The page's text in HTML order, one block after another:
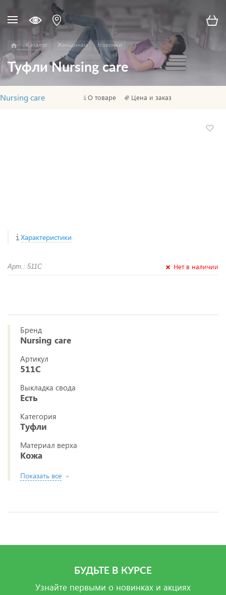
Каталог Женщинам Новинки
Туфли Nursing care
Nursing care О товаре Цена и заказ
Характеристики
Арт.: 511С Нет в наличии
Бренд
Nursing care
Артикул
511С
Выкладка свода
Есть
Категория
Туфли
Материал верха
Кожа
Показать все
БУДЬТЕ В КУРСЕ
Узнайте первыми о новинках и акциях